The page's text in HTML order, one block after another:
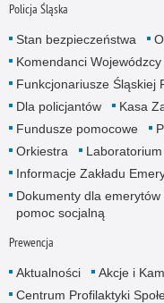
Policja Śląska
Stan bezpieczeństwa
Komendanci
Funkcjonariusze Śląskiej
Dla policjantów
Kasa
Fundusze pomocowe
Orkiestra
Informacje Zakładu
Dokumenty dla
pomoc socjalną
Prewencja
Aktualności
Akcje i
Centrum Profilaktyki